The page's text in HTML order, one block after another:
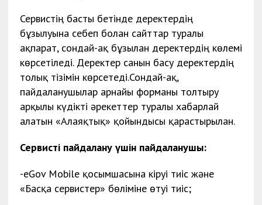
Сервистің басты бетінде деректердің
бұзылуына себеп болған сайттар туралы
ақпарат, сондай-ақ бұзылған деректердің көлемі
көрсетіледі. Деректер санын басу деректердің
толық тізімін көрсетеді.Сондай-ақ,
пайдаланушылар арнайы форманы толтыру
арқылы күдікті әрекеттер туралы хабарлай
алатын «Алаяқтық» қойындысы қарастырылған.
Сервисті пайдалану үшін пайдаланушы:
-eGov Mobile қосымшасына кіруі тиіс және
«Басқа сервистер» бөліміне өтуі тиіс;